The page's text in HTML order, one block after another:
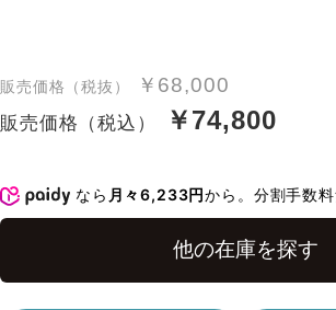
販売価格（税抜） ￥68,000
販売価格（税込） ￥74,800
なら 月々6,233円から。分割手数